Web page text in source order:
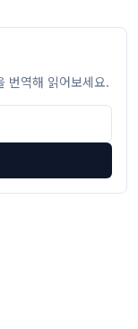
번역해 읽어보세요.